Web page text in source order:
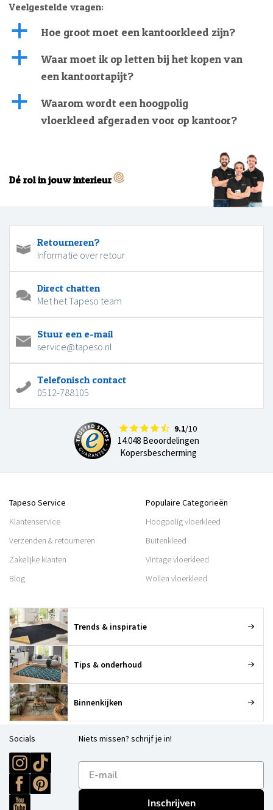
Veelgestelde vragen:
a Hoe groot moet een kantoorkleed zijn?
a
Waar moet ik op letten bij het kopen van
een kantoortapijt?
a
Waarom wordt een hoogpolig
vloerkleed afgeraden voor op kantoor?
Dé rol in jouw interieur
Retourneren?
Informatie over retour
Direct chatten
Met het Tapeso team
Stuur een e-mail
service@tapeso.nl
Telefonisch contact
0512-788105
9.1/10
14.048 Beoordelingen
Kopersbescherming
Tapeso Service
Klantenservice
Verzenden & retourneren
Zakelijke klanten
Blog
Populaire Categorieën
Hoogpolig vloerkleed
Buitenkleed
Vintage vloerkleed
Wollen vloerkleed
Trends & inspiratie
Tips & onderhoud
Binnenkijken
Socials Niets missen? schrijf je in!
E-mailadres
Inschrijven